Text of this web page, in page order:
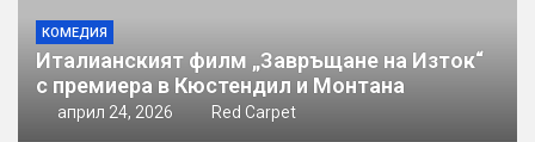
КОМЕДИЯ
Италианският филм „Завръщане на Изток“
с премиера в Кюстендил и Монтана
април 24, 2026 Red Carpet